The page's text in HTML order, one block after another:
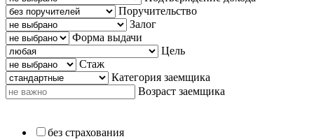
Поручительство
Залог
Форма выдачи
Цель
Стаж
Категория заемщика
Возраст заемщика
без страхования